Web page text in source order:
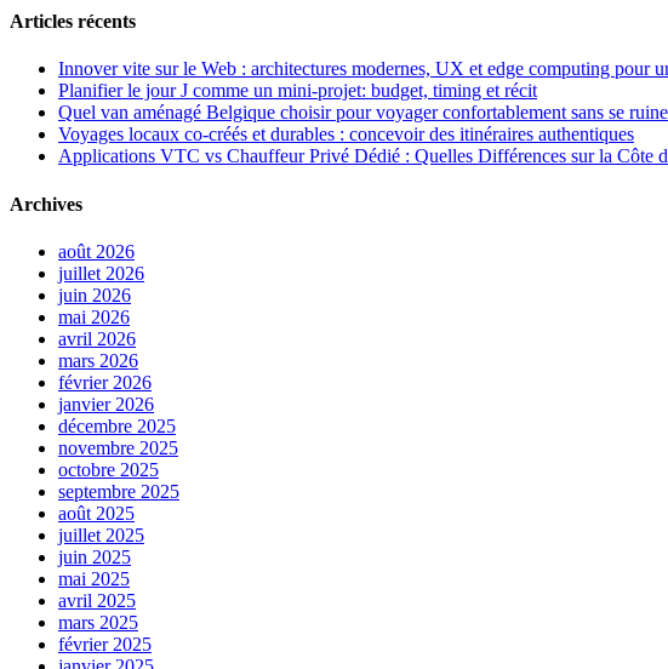
Articles récents
Innover vite sur le Web : architectures modernes, UX et edge computing pour
Planifier le jour J comme un mini-projet: budget, timing et récit
Quel van aménagé Belgique choisir pour voyager confortablement sans se
Voyages locaux co-créés et durables : concevoir des itinéraires authentiques
Applications VTC vs Chauffeur Privé Dédié : Quelles Différences sur la Côte
Archives
août 2026
juillet 2026
juin 2026
mai 2026
avril 2026
mars 2026
février 2026
janvier 2026
décembre 2025
novembre 2025
octobre 2025
septembre 2025
août 2025
juillet 2025
juin 2025
mai 2025
avril 2025
mars 2025
février 2025